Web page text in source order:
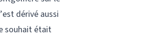
dérivé aussi
souhait était